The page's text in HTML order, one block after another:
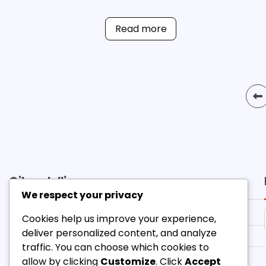
Read more
Oikeudellinen
Evästeasetukset
Meidän tarinamme
Yksityisyytesi
We respect your privacy
Cookies help us improve your experience,
deliver personalized content, and analyze
traffic. You can choose which cookies to
allow by clicking Customize. ClickAccept